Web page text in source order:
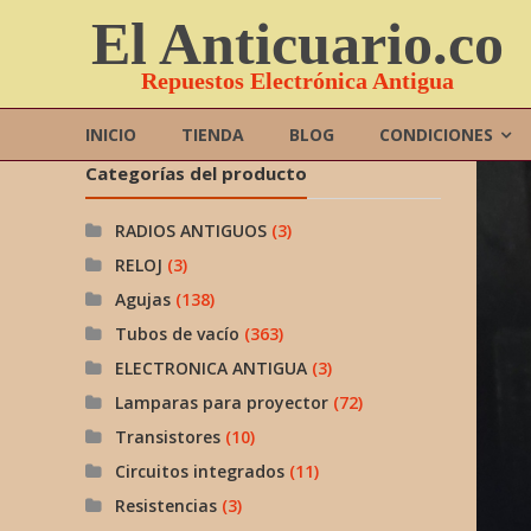
El Anticuario.co
Repuestos Electrónica Antigua
INICIO TIENDA BLOG CONDICIONES
Categorías del producto
RADIOS ANTIGUOS (3)
RELOJ (3)
Agujas (138)
Tubos de vacío (363)
ELECTRONICA ANTIGUA (3)
Lamparas para proyector (72)
Transistores (10)
Circuitos integrados (11)
Resistencias (3)